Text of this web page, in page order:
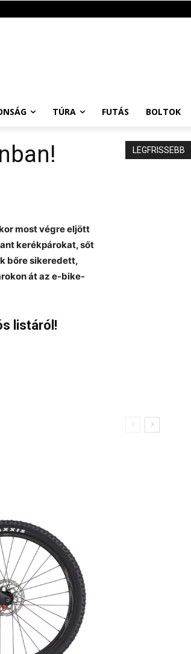
TÚRA FUTÁS BOLTOK
most végre eljött
kerékpárokat, sőt
bőre sikeredett,
át az e-bike-
listáról!
LEGFRISSEBB